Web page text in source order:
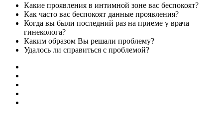
Какие проявления в интимной зоне вас беспокоят?
Как часто вас беспокоят данные проявления?
Когда вы были последний раз на приеме у врача
гинеколога?
Каким образом Вы решали проблему?
Удалось ли справиться с проблемой?